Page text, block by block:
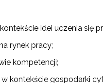
idei uczenia się
rynek pracy;
kompetencji;
kontekście gospodarki